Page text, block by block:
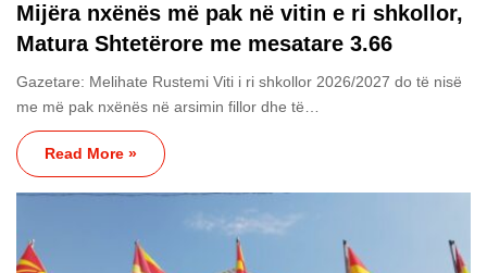
Mijëra nxënës më pak në vitin e ri shkollor,
Matura Shtetërore me mesatare 3.66
Gazetare: Melihate Rustemi Viti i ri shkollor 2026/2027 do të nisë
me më pak nxënës në arsimin fillor dhe të…
Read More »